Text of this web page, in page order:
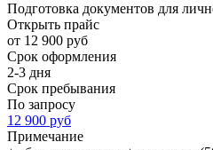
Подготовка документов для
Открыть прайс
от 12 900 руб
Срок оформления
2-3 дня
Срок пребывания
По запросу
12 900 руб
Примечание